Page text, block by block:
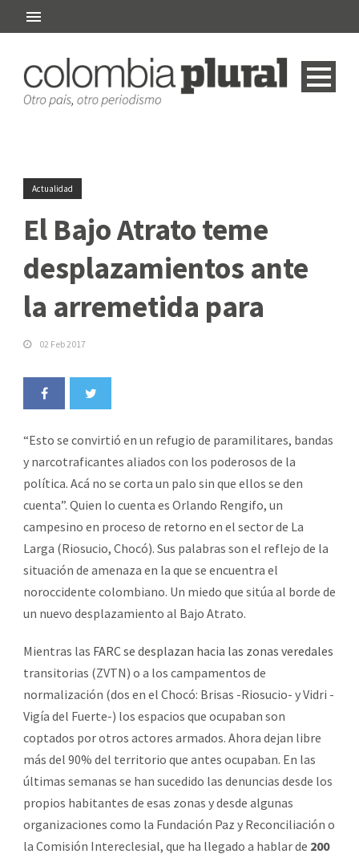
Actualidad
El Bajo Atrato teme
desplazamientos ante
la arremetida para
02 Feb 2017
“Esto se convirtió en un refugio de paramilitares, bandas
y narcotraficantes aliados con los poderosos de la
política. Acá no se corta un palo sin que ellos se den
cuenta”. Quien lo cuenta es Orlando Rengifo, un
campesino en proceso de retorno en el sector de La
Larga (Riosucio, Chocó). Sus palabras son el reflejo de la
situación de amenaza en la que se encuentra el
noroccidente colombiano. Un miedo que sitúa al borde de
un nuevo desplazamiento al Bajo Atrato.
Mientras las FARC se desplazan hacia las zonas veredales
transitorias (ZVTN) o a los campamentos de
normalización (dos en el Chocó: Brisas -Riosucio- y Vidri -
Vigía del Fuerte-) los espacios que ocupaban son
coptados por otros actores armados. Ahora dejan libre
más del 90% del territorio que antes ocupaban. En las
últimas semanas se han sucedido las denuncias desde los
propios habitantes de esas zonas y desde algunas
organizaciones como la Fundación Paz y Reconciliación o
la Comisión Intereclesial, que ha llegado a hablar de 200